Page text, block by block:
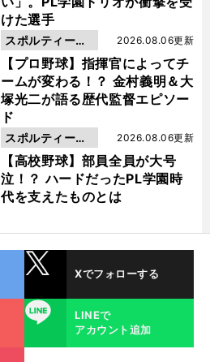
けた選手
【プロ野球】指揮官によってチ
ームが変わる！？ 金村義明＆大
塚光二が語る歴代監督エピソー
ド
2026.08.06更新
スポルティーバ
動画
【高校野球】部員全員が大号
泣！？ ハードだったPL学園時
代を支えたものとは
2026.08.06更新
スポルティーバ
動画
Xでフォローする
LINE
LINEで
アカウント追加